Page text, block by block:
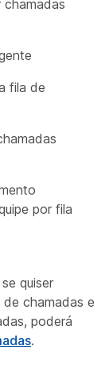
fila de
por fila
quiser
de chamadas e
poderá
.